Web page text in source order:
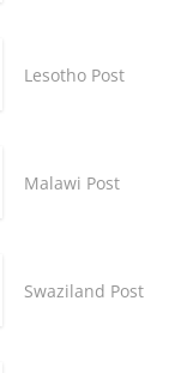
Lesotho Post
Malawi Post
Swaziland Post